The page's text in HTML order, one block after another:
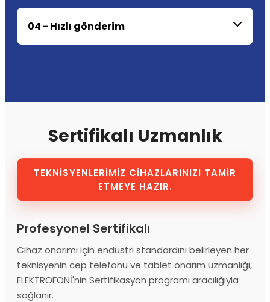
04 - Hızlı gönderim
Sertifikalı Uzmanlık
TEKNİSYENLERİMİZ CİHAZLARINIZI TAMİR
ETMEYE HAZIR.
Profesyonel Sertifikalı
Cihaz onarımı için endüstri standardını belirleyen her
teknisyenin cep telefonu ve tablet onarım uzmanlığı,
ELEKTROFONİ'nin Sertifikasyon programı aracılığıyla
sağlanır.